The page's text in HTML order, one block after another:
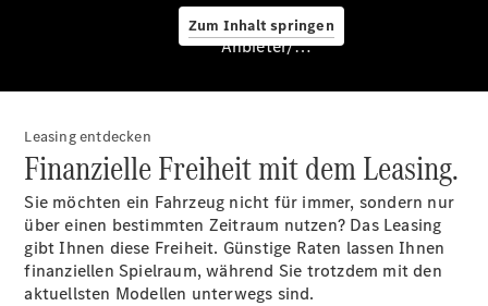
Zum Inhalt springen
Anbieter/Datenschutz
Leasing entdecken
Finanzielle Freiheit mit dem Leasing.
Sie möchten ein Fahrzeug nicht für immer, sondern nur
über einen bestimmten Zeitraum nutzen? Das Leasing
gibt Ihnen diese Freiheit. Günstige Raten lassen Ihnen
finanziellen Spielraum, während Sie trotzdem mit den
aktuellsten Modellen unterwegs sind.